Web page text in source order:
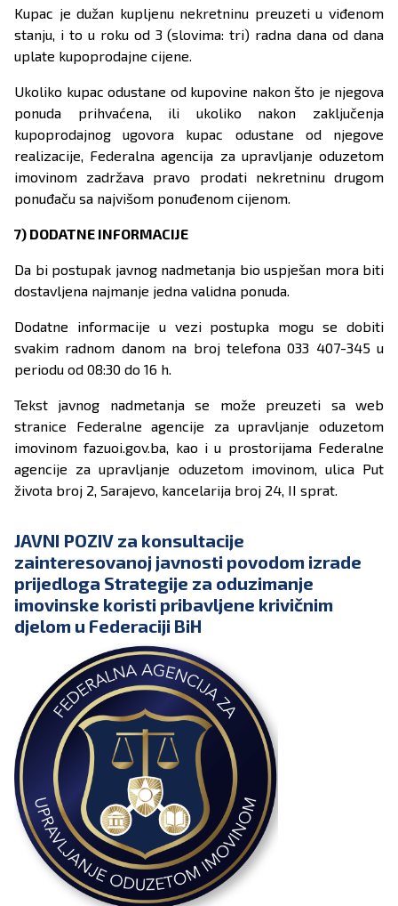
Kupac je dužan kupljenu nekretninu preuzeti u viđenom
stanju, i to u roku od 3 (slovima: tri) radna dana od dana
uplate kupoprodajne cijene.
Ukoliko kupac odustane od kupovine nakon što je njegova
ponuda prihvaćena, ili ukoliko nakon zaključenja
kupoprodajnog ugovora kupac odustane od njegove
realizacije, Federalna agencija za upravljanje oduzetom
imovinom zadržava pravo prodati nekretninu drugom
ponuđaču sa najvišom ponuđenom cijenom.
7) DODATNE INFORMACIJE
Da bi postupak javnog nadmetanja bio uspješan mora biti
dostavljena najmanje jedna validna ponuda.
Dodatne informacije u vezi postupka mogu se dobiti
svakim radnom danom na broj telefona 033 407-345 u
periodu od 08:30 do 16 h.
Tekst javnog nadmetanja se može preuzeti sa web
stranice Federalne agencije za upravljanje oduzetom
imovinom fazuoi.gov.ba, kao i u prostorijama Federalne
agencije za upravljanje oduzetom imovinom, ulica Put
života broj 2, Sarajevo, kancelarija broj 24, II sprat.
JAVNI POZIV za konsultacije
zainteresovanoj javnosti povodom izrade
prijedloga Strategije za oduzimanje
imovinske koristi pribavljene krivičnim
djelom u Federaciji BiH